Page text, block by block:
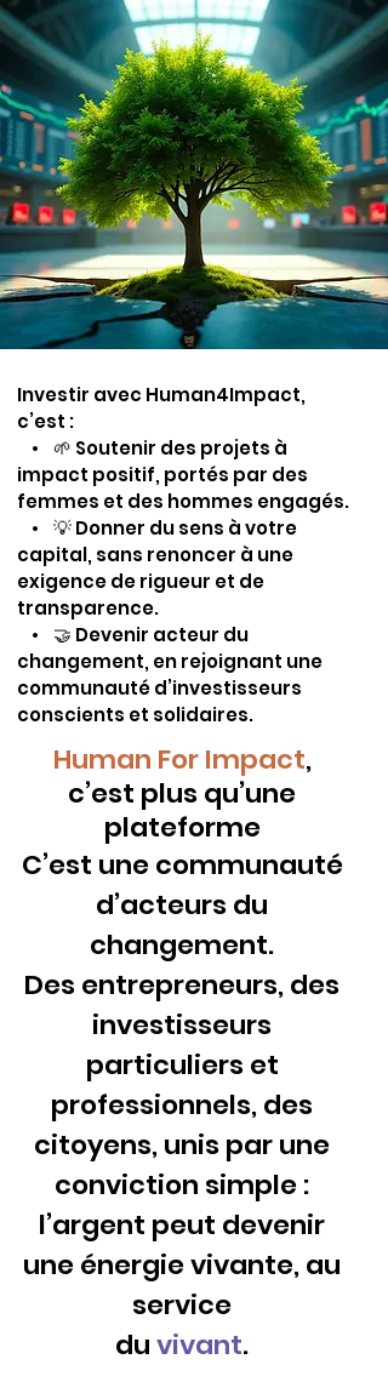
Investir avec Human4Impact,
c’est :
• 🌱 Soutenir des projets à
impact positif, portés par des
femmes et des hommes engagés.
• 💡 Donner du sens à votre
capital, sans renoncer à une
exigence de rigueur et de
transparence.
• 🤝 Devenir acteur du
changement, en rejoignant une
communauté d’investisseurs
conscients et solidaires.
Human For Impact,
c’est plus qu’une
plateforme
C’est une communauté
d’acteurs du
changement.
Des entrepreneurs, des
investisseurs
particuliers et
professionnels, des
citoyens, unis par une
conviction simple :
l’argent peut devenir
une énergie vivante, au
service
duvivant.